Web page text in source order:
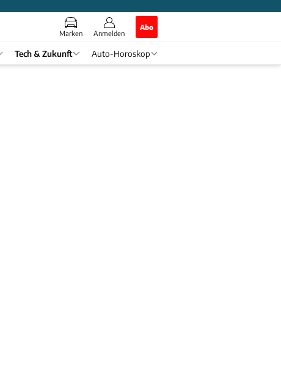
Marken Anmelden
Abo
Tech & Zukunft Auto-Horoskop